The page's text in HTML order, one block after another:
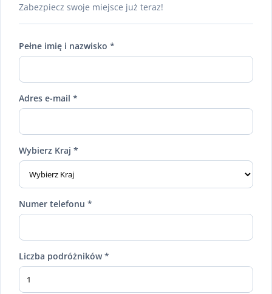
Zabezpiecz swoje miejsce już teraz!
Pełne imię i nazwisko *
Adres e-mail *
Wybierz Kraj *
Numer telefonu *
Liczba podróżników *